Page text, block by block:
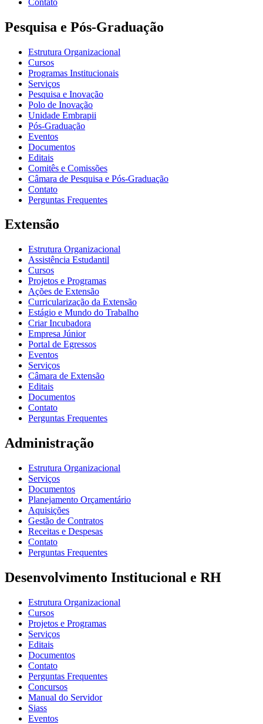
Pesquisa e Pós-Graduação
Estrutura Organizacional
Cursos
Programas Institucionais
Serviços
Pesquisa e Inovação
Polo de Inovação
Unidade Embrapii
Pós-Graduação
Eventos
Documentos
Editais
Comitês e Comissões
Câmara de Pesquisa e Pós-Graduação
Contato
Perguntas Frequentes
Extensão
Estrutura Organizacional
Assistência Estudantil
Cursos
Projetos e Programas
Ações de Extensão
Curricularização da Extensão
Estágio e Mundo do Trabalho
Criar Incubadora
Empresa Júnior
Portal de Egressos
Eventos
Serviços
Câmara de Extensão
Editais
Documentos
Contato
Perguntas Frequentes
Administração
Estrutura Organizacional
Serviços
Documentos
Planejamento Orçamentário
Aquisições
Gestão de Contratos
Receitas e Despesas
Contato
Perguntas Frequentes
Desenvolvimento Institucional e RH
Estrutura Organizacional
Cursos
Projetos e Programas
Serviços
Editais
Documentos
Contato
Perguntas Frequentes
Concursos
Manual do Servidor
Siass
Eventos